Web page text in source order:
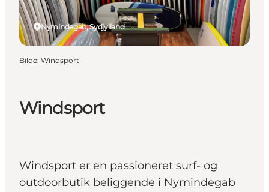
Windsport
Windsport er en passioneret surf- og
outdoorbutik beliggende i Nymindegab
Nymindegab, Sydjylland
Bilde: Windsport